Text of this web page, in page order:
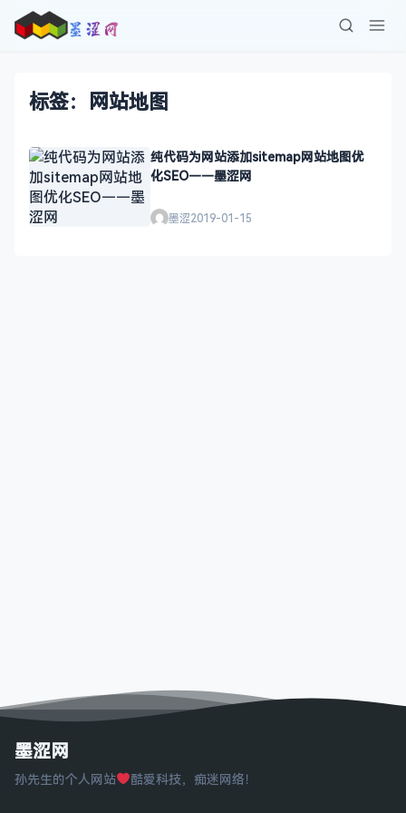
标签：网站地图
纯代码为网站添加sitemap网站地图优
化SEO——墨涩网
墨涩2019-01-15
墨涩网
孙先生的个人网站 酷爱科技，痴迷网络！